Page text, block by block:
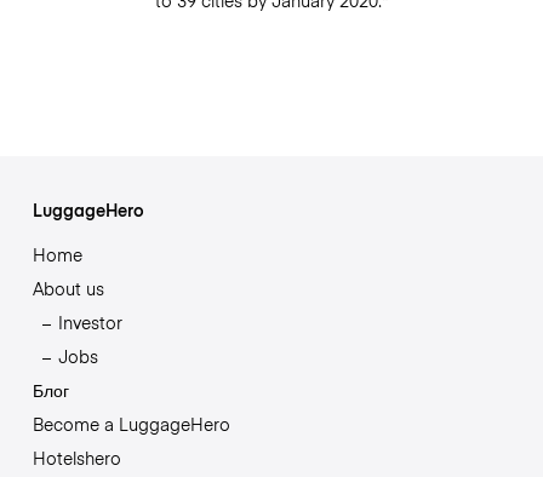
LuggageHero
Home
About us
Investor
Jobs
Блог
Become a LuggageHero
Hotelshero